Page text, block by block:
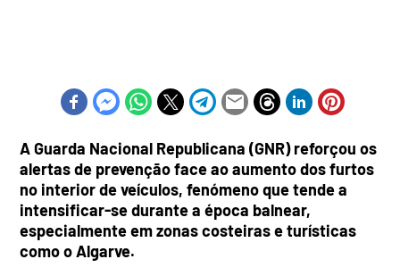
A Guarda Nacional Republicana (GNR) reforçou os
alertas de prevenção face ao aumento dos furtos
no interior de veículos, fenómeno que tende a
intensificar-se durante a época balnear,
especialmente em zonas costeiras e turísticas
como o Algarve.